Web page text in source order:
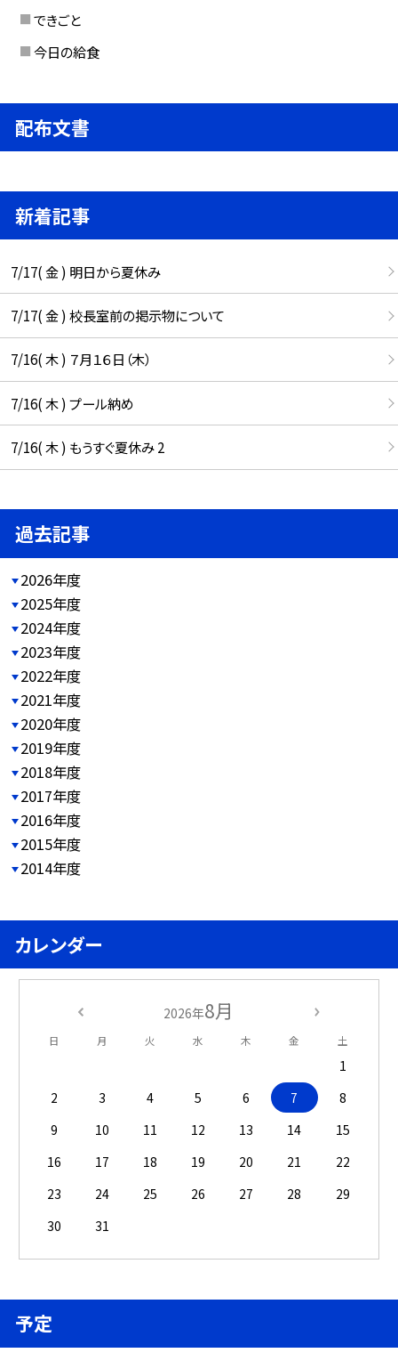
できごと
今日の給食
配布文書
新着記事
7/17( 金 ) 明日から夏休み
7/17( 金 ) 校長室前の掲示物について
7/16( 木 ) ７月１６日（木）
7/16( 木 ) プール納め
7/16( 木 ) もうすぐ夏休み 2
過去記事
2026年度
2025年度
2024年度
2023年度
2022年度
2021年度
2020年度
2019年度
2018年度
2017年度
2016年度
2015年度
2014年度
カレンダー
2026年8月
日 月 火 水 木 金 土
1
2
3 4 5 6 7
8
9
10 11 12 13 14
15
16
17 18 19 20 21
22
23
24 25 26 27 28
29
30
31
予定